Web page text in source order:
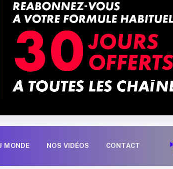
MONDE NOS VIDÉOS CONTACT